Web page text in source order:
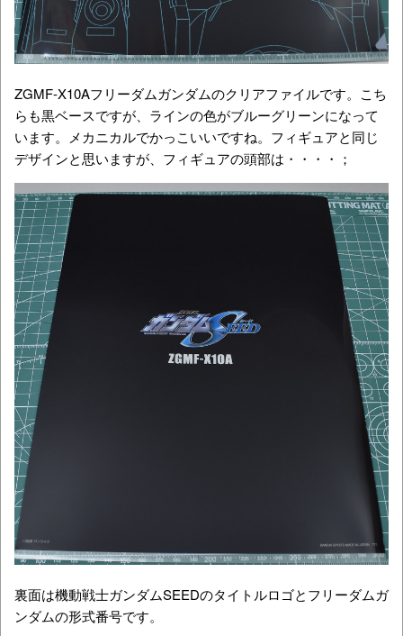
ZGMF-X10Aフリーダムガンダムのクリアファイルです。こち
らも黒ベースですが、ラインの色がブルーグリーンになって
います。メカニカルでかっこいいですね。フィギュアと同じ
デザインと思いますが、フィギュアの頭部は・・・・；
裏面は機動戦士ガンダムSEEDのタイトルロゴとフリーダムガ
ンダムの形式番号です。